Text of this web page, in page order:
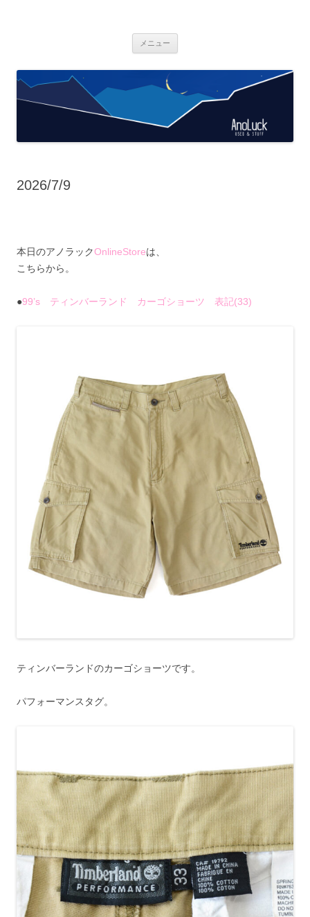
メニュー
ス
ッ
2026/7/9
本日のアノラックOnlineStoreは、
こちらから。
●99’s ティンバーランド カーゴショーツ 表記(33)
ティンバーランドのカーゴショーツです。
パフォーマンスタグ。